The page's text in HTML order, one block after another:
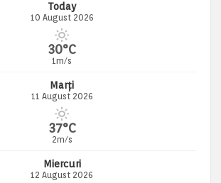
Today
10 August 2026
30°C
1m/s
Marți
11 August 2026
37°C
2m/s
Miercuri
12 August 2026